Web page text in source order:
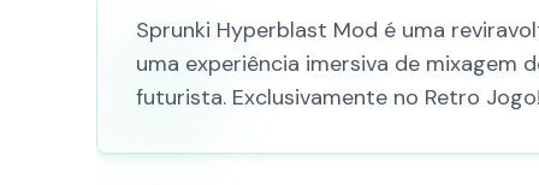
Sprunki Hyperblast Mod é uma
uma experiência imersiva de mixagem
futurista. Exclusivamente no Retro